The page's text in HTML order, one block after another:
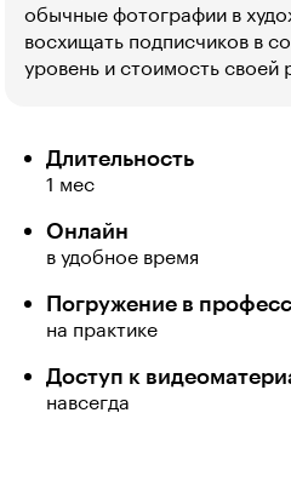
обычные фотографии в
восхищать подписчиков в
уровень и стоимость своей
Длительность
1 мес
Онлайн
в удобное время
Погружение в
на практике
Доступ к
навсегда